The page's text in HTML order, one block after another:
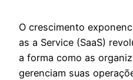
O crescimento
as a Service (SaaS)
a forma como as
gerenciam suas